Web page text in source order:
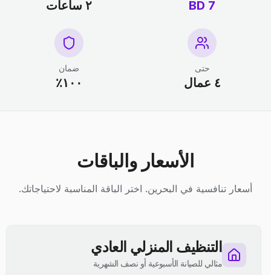
7 BD ٢ ساعات
حتى
٤ عمال
ضمان
١٠٠٪
الأسعار والباقات
أسعار تنافسية في البحرين. اختر الباقة المناسبة لاحتياجاتك.
التنظيف المنزلي العادي
مثالي للصيانة الأسبوعية أو نصف الشهرية